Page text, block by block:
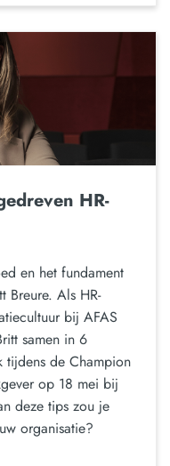
HR-
en het fundament
Breure. Als HR-
bij AFAS
samen in 6
de Champion
op 18 mei bij
deze tips zou je
organisatie?